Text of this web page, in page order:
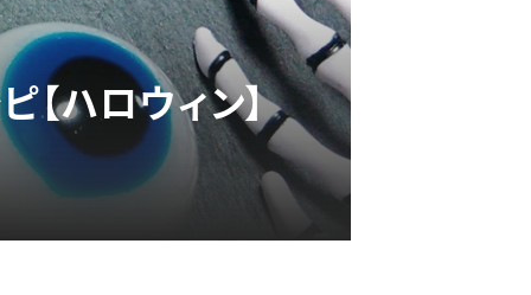
ハロウィン】